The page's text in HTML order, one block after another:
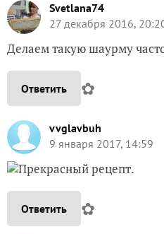
Svetlana74
27 декабря 2016,
Делаем такую шаурму
Ответить ✿
vvglavbuh
9 января 2017, 14:59
Прекрасный рецепт.
Ответить ✿